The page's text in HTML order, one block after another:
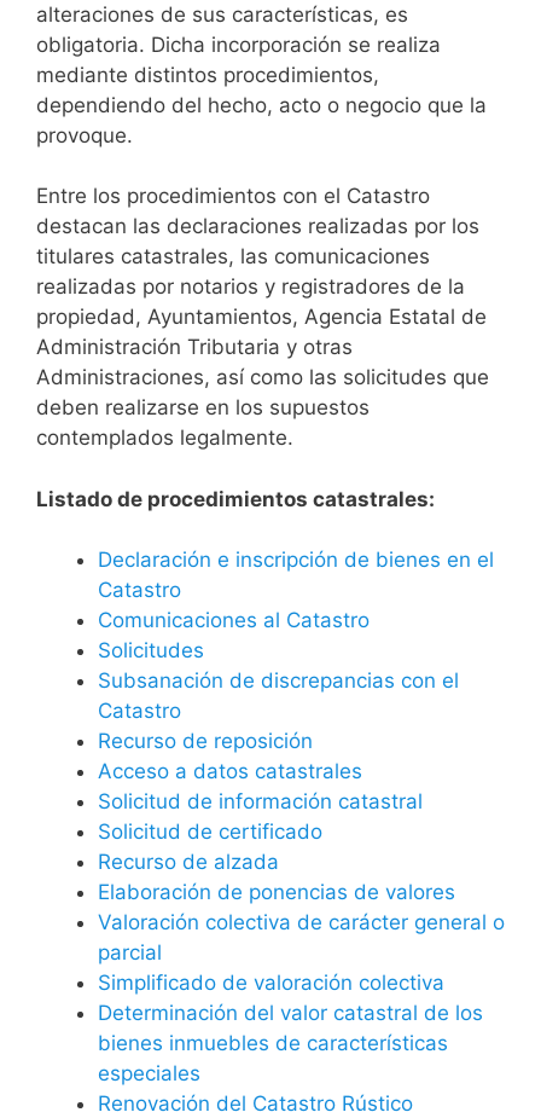
alteraciones de sus características, es
obligatoria. Dicha incorporación se realiza
mediante distintos procedimientos,
dependiendo del hecho, acto o negocio que la
provoque.
Entre los procedimientos con el Catastro
destacan las declaraciones realizadas por los
titulares catastrales, las comunicaciones
realizadas por notarios y registradores de la
propiedad, Ayuntamientos, Agencia Estatal de
Administración Tributaria y otras
Administraciones, así como las solicitudes que
deben realizarse en los supuestos
contemplados legalmente.
Listado de procedimientos catastrales:
Declaración e inscripción de bienes en el
Catastro
Comunicaciones al Catastro
Solicitudes
Subsanación de discrepancias con el
Catastro
Recurso de reposición
Acceso a datos catastrales
Solicitud de información catastral
Solicitud de certificado
Recurso de alzada
Elaboración de ponencias de valores
Valoración colectiva de carácter general o
parcial
Simplificado de valoración colectiva
Determinación del valor catastral de los
bienes inmuebles de características
especiales
Renovación del Catastro Rústico